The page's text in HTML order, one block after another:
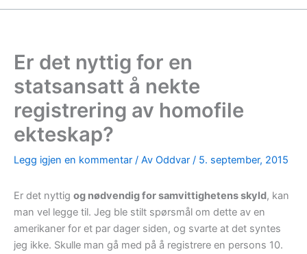
Er det nyttig for en
statsansatt å nekte
registrering av homofile
ekteskap?
Legg igjen en kommentar / Av Oddvar / 5. september, 2015
Er det nyttig og nødvendig for samvittighetens skyld, kan
man vel legge til. Jeg ble stilt spørsmål om dette av en
amerikaner for et par dager siden, og svarte at det syntes
jeg ikke. Skulle man gå med på å registrere en persons 10.